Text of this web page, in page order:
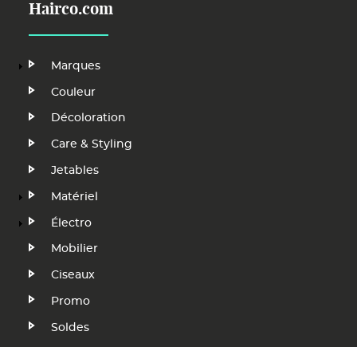
Hairco.com
Main
Navigation
FR
Marques
Couleur
Décoloration
Care & Styling
Jetables
Matériel
Électro
Mobilier
Ciseaux
Promo
Soldes